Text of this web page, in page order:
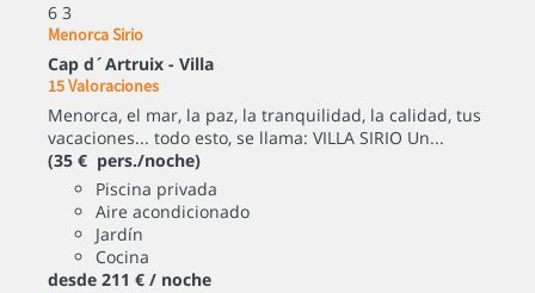
6 3
Menorca Sirio
Cap d´Artruix - Villa
15 Valoraciones
Menorca, el mar, la paz, la tranquilidad, la calidad, tus
vacaciones... todo esto, se llama: VILLA SIRIO Un...
(35 € pers./noche)
Piscina privada
Aire acondicionado
Jardín
Cocina
desde 211 € / noche